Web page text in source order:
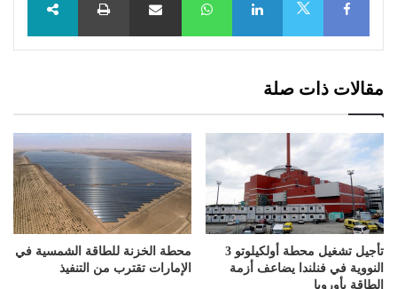
مقالات ذات صلة
تأجيل تشغيل محطة أولكيلوتو 3
النووية في فنلندا يضاعف أزمة
الطاقة بأوروبا
محطة الخزنة للطاقة الشمسية في
الإمارات تقترب من التنفيذ